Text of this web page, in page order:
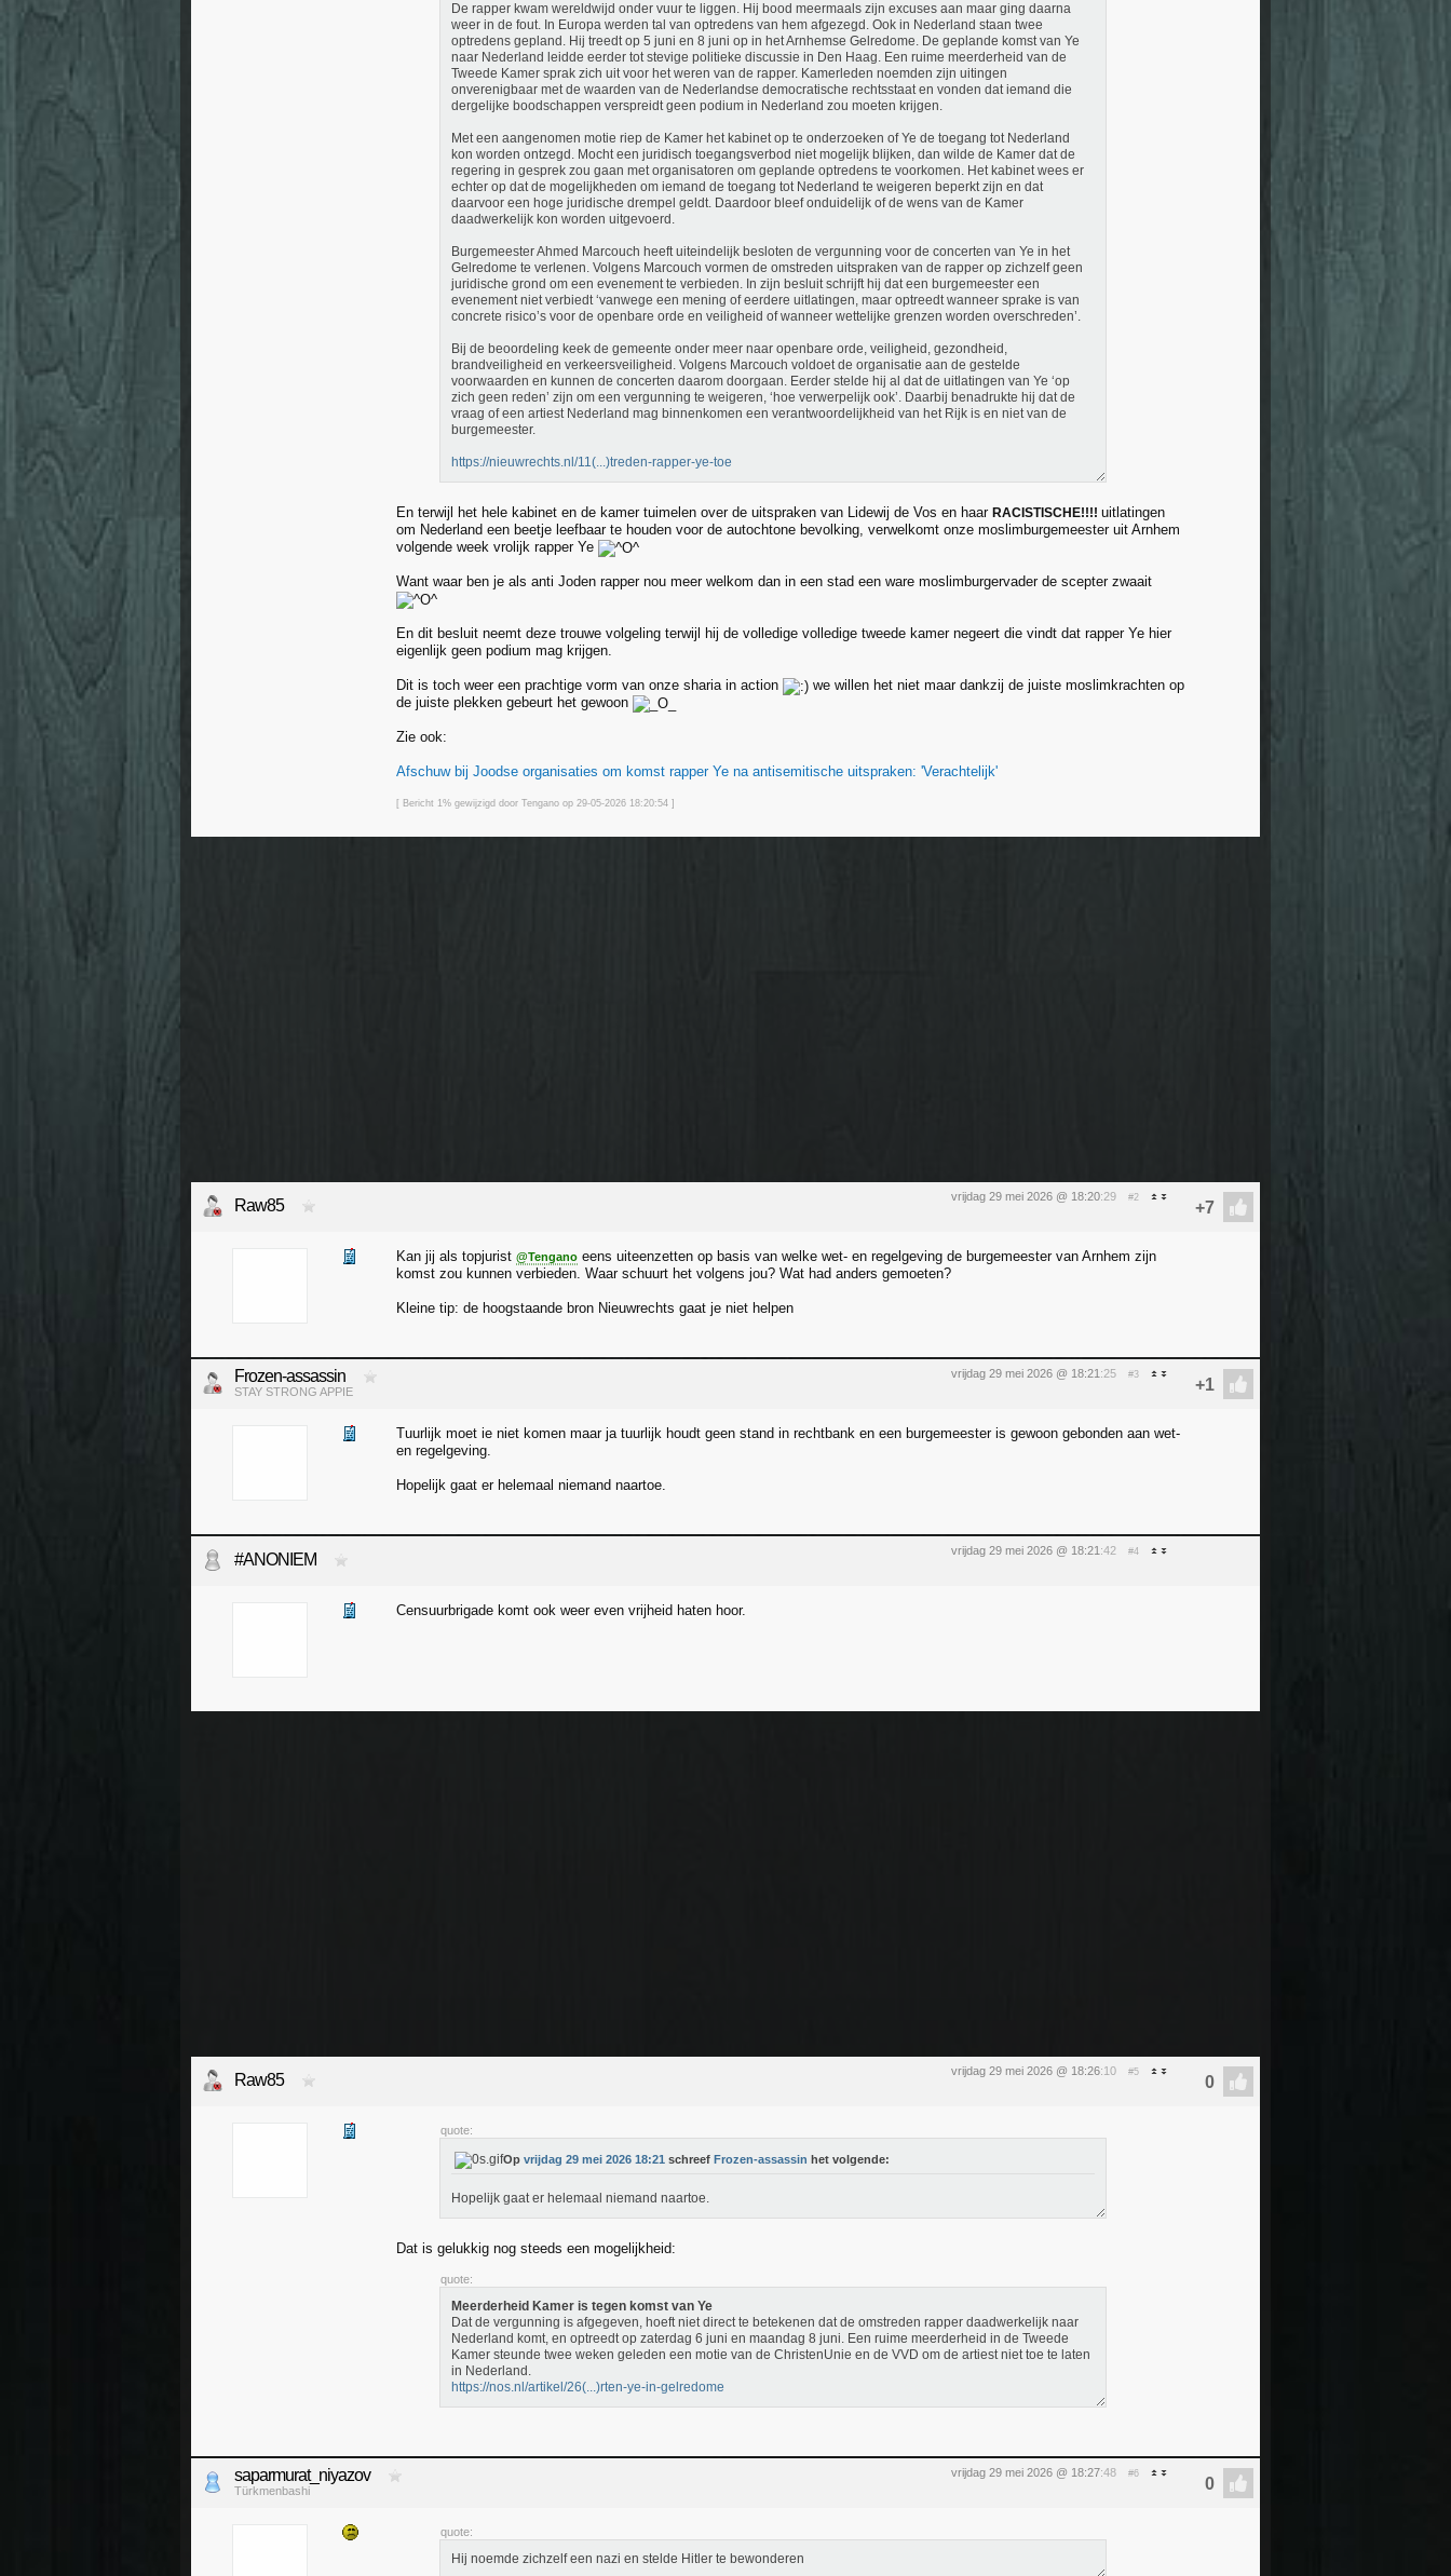
De rapper kwam wereldwijd onder vuur te liggen. Hij bood meermaals zijn excuses aan maar ging daarna
weer in de fout. In Europa werden tal van optredens van hem afgezegd. Ook in Nederland staan twee
optredens gepland. Hij treedt op 5 juni en 8 juni op in het Arnhemse Gelredome. De geplande komst van Ye
naar Nederland leidde eerder tot stevige politieke discussie in Den Haag. Een ruime meerderheid van de
Tweede Kamer sprak zich uit voor het weren van de rapper. Kamerleden noemden zijn uitingen
onverenigbaar met de waarden van de Nederlandse democratische rechtsstaat en vonden dat iemand die
dergelijke boodschappen verspreidt geen podium in Nederland zou moeten krijgen.
Met een aangenomen motie riep de Kamer het kabinet op te onderzoeken of Ye de toegang tot Nederland
kon worden ontzegd. Mocht een juridisch toegangsverbod niet mogelijk blijken, dan wilde de Kamer dat de
regering in gesprek zou gaan met organisatoren om geplande optredens te voorkomen. Het kabinet wees er
echter op dat de mogelijkheden om iemand de toegang tot Nederland te weigeren beperkt zijn en dat
daarvoor een hoge juridische drempel geldt. Daardoor bleef onduidelijk of de wens van de Kamer
daadwerkelijk kon worden uitgevoerd.
Burgemeester Ahmed Marcouch heeft uiteindelijk besloten de vergunning voor de concerten van Ye in het
Gelredome te verlenen. Volgens Marcouch vormen de omstreden uitspraken van de rapper op zichzelf geen
juridische grond om een evenement te verbieden. In zijn besluit schrijft hij dat een burgemeester een
evenement niet verbiedt ‘vanwege een mening of eerdere uitlatingen, maar optreedt wanneer sprake is van
concrete risico’s voor de openbare orde en veiligheid of wanneer wettelijke grenzen worden overschreden’.
Bij de beoordeling keek de gemeente onder meer naar openbare orde, veiligheid, gezondheid,
brandveiligheid en verkeersveiligheid. Volgens Marcouch voldoet de organisatie aan de gestelde
voorwaarden en kunnen de concerten daarom doorgaan. Eerder stelde hij al dat de uitlatingen van Ye ‘op
zich geen reden’ zijn om een vergunning te weigeren, ‘hoe verwerpelijk ook’. Daarbij benadrukte hij dat de
vraag of een artiest Nederland mag binnenkomen een verantwoordelijkheid van het Rijk is en niet van de
burgemeester.
https://nieuwrechts.nl/11(...)treden-rapper-ye-toe
En terwijl het hele kabinet en de kamer tuimelen over de uitspraken van Lidewij de Vos en haar RACISTISCHE!!!! uitlatingen
om Nederland een beetje leefbaar te houden voor de autochtone bevolking, verwelkomt onze moslimburgemeester uit Arnhem
volgende week vrolijk rapper Ye
Want waar ben je als anti Joden rapper nou meer welkom dan in een stad een ware moslimburgervader de scepter zwaait
En dit besluit neemt deze trouwe volgeling terwijl hij de volledige volledige tweede kamer negeert die vindt dat rapper Ye hier
eigenlijk geen podium mag krijgen.
Dit is toch weer een prachtige vorm van onze sharia in action
we willen het niet maar dankzij de juiste moslimkrachten op
de juiste plekken gebeurt het gewoon
Zie ook:
Afschuw bij Joodse organisaties om komst rapper Ye na antisemitische uitspraken: 'Verachtelijk'
[ Bericht 1% gewijzigd door Tengano op 29-05-2026 18:20:54 ]
vrijdag 29 mei 2026 @ 18:20:29 #2
Raw85
Kan jij als topjurist @Tengano eens uiteenzetten op basis van welke wet- en regelgeving de burgemeester van Arnhem zijn
komst zou kunnen verbieden. Waar schuurt het volgens jou? Wat had anders gemoeten?
Kleine tip: de hoogstaande bron Nieuwrechts gaat je niet helpen
vrijdag 29 mei 2026 @ 18:21 :25 #3
Frozen-assassin
STAY STRONG APPIE
Tuurlijk moet ie niet komen maar ja tuurlijk houdt geen stand in rechtbank en een burgemeester is gewoon gebonden aan wet-
en regelgeving.
Hopelijk gaat er helemaal niemand naartoe.
vrijdag 29 mei 2026 @ 18:21 :42 #4
#ANONIEM
Censuurbrigade komt ook weer even vrijheid haten hoor.
vrijdag 29 mei 2026 @ 18:26:10 #5
Raw85
quote:
Op vrijdag 29 mei 2026 18:21 schreef Frozen-assassin het volgende:
Hopelijk gaat er helemaal niemand naartoe.
Dat is gelukkig nog steeds een mogelijkheid:
quote:
Meerderheid Kamer is tegen komst van Ye
Dat de vergunning is afgegeven, hoeft niet direct te betekenen dat de omstreden rapper daadwerkelijk naar
Nederland komt, en optreedt op zaterdag 6 juni en maandag 8 juni. Een ruime meerderheid in de Tweede
Kamer steunde twee weken geleden een motie van de ChristenUnie en de VVD om de artiest niet toe te laten
in Nederland.
https://nos.nl/artikel/26(...)rten-ye-in-gelredome
vrijdag 29 mei 2026 @ 18:27:48 #6
saparmurat_niyazov
Türkmenbashi
quote:
Hij noemde zichzelf een nazi en stelde Hitler te bewonderen